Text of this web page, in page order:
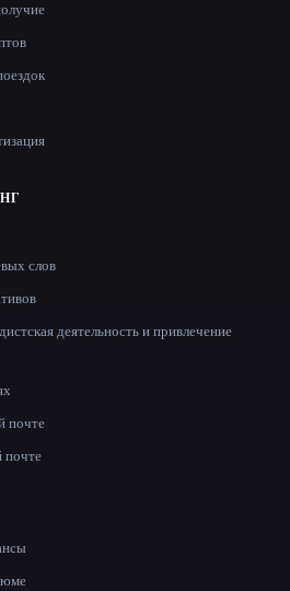
слов
деятельность и привлечение
почте
почте